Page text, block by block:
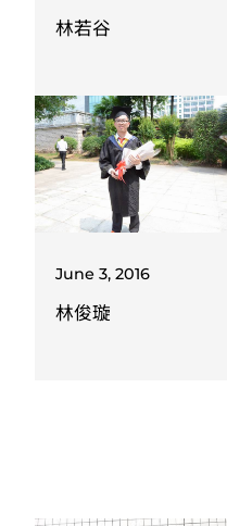
林若谷
June 3, 2016
林俊璇